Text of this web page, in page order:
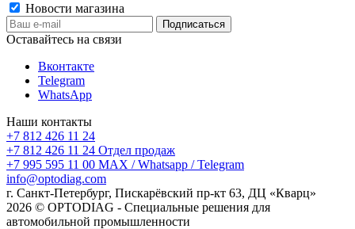
Новости магазина
Оставайтесь на связи
Вконтакте
Telegram
WhatsApp
Наши контакты
+7 812 426 11 24
+7 812 426 11 24 Отдел продаж
+7 995 595 11 00 MAX / Whatsapp / Telegram
info@optodiag.com
г. Санкт-Петербург, Пискарёвский пр-кт 63, ДЦ «Кварц»
2026 © OPTODIAG - Специальные решения для
автомобильной промышленности